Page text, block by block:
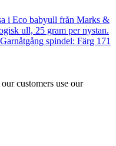
i Eco babyull från Marks &
ull, 25 gram per nystan.
spindel: Färg 171
customers use our